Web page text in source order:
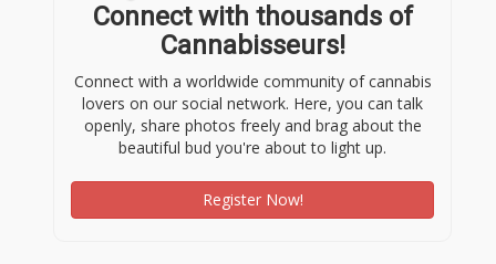
Connect with thousands of
Cannabisseurs!
Connect with a worldwide community of cannabis
lovers on our social network. Here, you can talk
openly, share photos freely and brag about the
beautiful bud you're about to light up.
Register Now!